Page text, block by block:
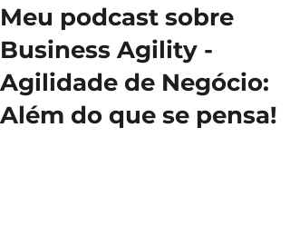
Meu podcast sobre
Business Agility -
Agilidade de Negócio:
Além do que se pensa!